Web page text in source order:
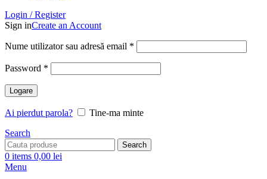
Login / Register
Sign inCreate an Account
Nume utilizator sau adresă email *
Password *
Logare
Ai pierdut parola?
Tine-ma minte
Search
Search
0 items 0,00 lei
Menu